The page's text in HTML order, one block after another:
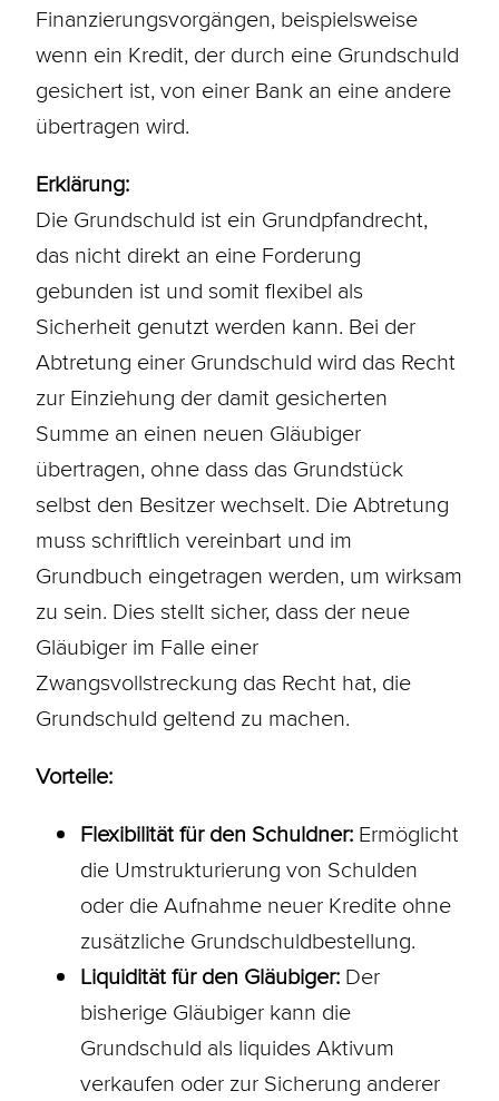
Finanzierungsvorgängen, beispielsweise
wenn ein Kredit, der durch eine Grundschuld
gesichert ist, von einer Bank an eine andere
übertragen wird.
Erklärung:
Die Grundschuld ist ein Grundpfandrecht,
das nicht direkt an eine Forderung
gebunden ist und somit flexibel als
Sicherheit genutzt werden kann. Bei der
Abtretung einer Grundschuld wird das Recht
zur Einziehung der damit gesicherten
Summe an einen neuen Gläubiger
übertragen, ohne dass das Grundstück
selbst den Besitzer wechselt. DieAbtretung
muss schriftlich vereinbart und im
Grundbuch eingetragen werden, um wirksam
zu sein. Dies stellt sicher, dass der neue
Gläubiger im Falle einer
Zwangsvollstreckung das Recht hat, die
Grundschuld geltend zu machen.
Vorteile:
Flexibilität für den Schuldner:Ermöglicht
die Umstrukturierung von Schulden
oder die Aufnahme neuer Kredite ohne
zusätzliche Grundschuldbestellung.
Liquidität für den Gläubiger:Der
bisherige Gläubiger kann die
Grundschuld als liquides Aktivum
verkaufen oder zur Sicherung anderer